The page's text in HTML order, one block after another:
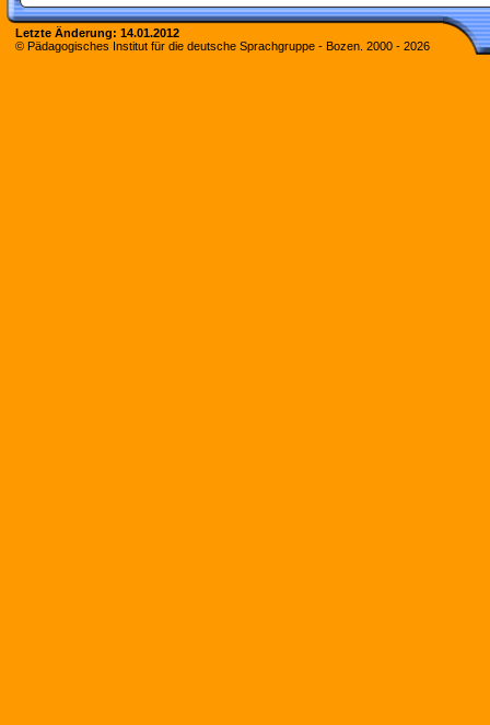
Letzte Änderung: 14.01.2012
© Pädagogisches Institut für die deutsche Sprachgruppe - Bozen. 2000 - 2026